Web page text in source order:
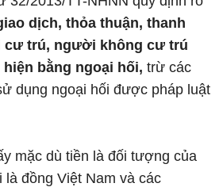
dịch, thỏa thuận, thanh
cư trú, người không cư trú
bằng ngoại hối, trừ các
dụng ngoại hối được pháp luật
mặc dù tiền là đối tượng của
đồng Việt Nam và các